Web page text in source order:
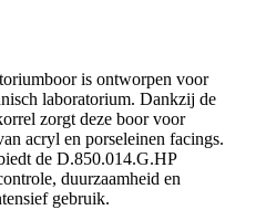
is ontworpen voor
laboratorium. Dankzij de
zorgt deze boor voor
acryl en porseleinen facings.
de D.850.014.G.HP
duurzaamheid en
gebruik.